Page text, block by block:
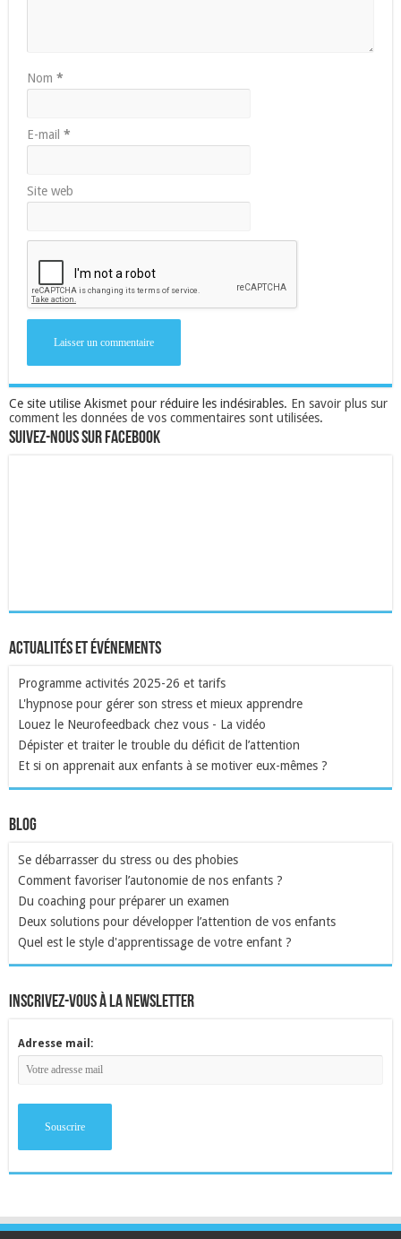
Nom *
E-mail *
Site web
Ce site utilise Akismet pour réduire les indésirables. En savoir plus sur
comment les données de vos commentaires sont utilisées.
Suivez-nous sur Facebook
Actualités et événements
Programme activités 2025-26 et tarifs
L'hypnose pour gérer son stress et mieux apprendre
Louez le Neurofeedback chez vous - La vidéo
Dépister et traiter le trouble du déficit de l’attention
Et si on apprenait aux enfants à se motiver eux-mêmes ?
Blog
Se débarrasser du stress ou des phobies
Comment favoriser l’autonomie de nos enfants ?
Du coaching pour préparer un examen
Deux solutions pour développer l’attention de vos enfants
Quel est le style d'apprentissage de votre enfant ?
inscrivez-vous à la newsletter
Adresse mail: